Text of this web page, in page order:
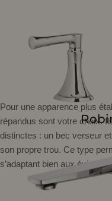
Pour une apparence plus
répandus sont votre choix.
distinctes : un bec verseur
son propre trou. Ce type
s’adaptant bien aux éviers